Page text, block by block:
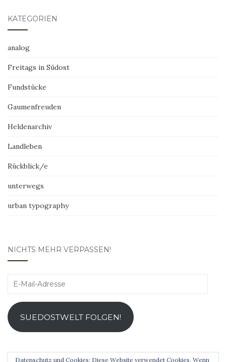
KATEGORIEN
analog
Freitags in Südost
Fundstücke
Gaumenfreuden
Heldenarchiv
Landleben
Rückblick/e
unterwegs
urban typography
NICHTS MEHR VERPASSEN!
E-
Adresse
SUEDOSTWELT FOLGEN!
Datenschutz und Cookies: Diese Website verwendet Cookies. Wenn